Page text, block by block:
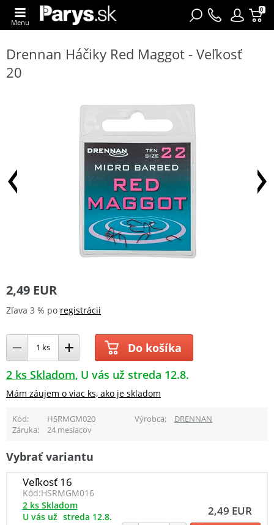
0
Menu
Drennan Háčiky Red Maggot - Veľkosť
20
2,49 EUR
Zľava 3 % po registrácii
Do košíka
2 ks Skladom U vás už streda 12.8.
Mám záujem o viac ks, ako je skladom
Kód HSRMGM020 Výrobca
DRENNAN
Záruka
24 mesiacov
Vybrať variantu
Veľkosť 16
Kód:HSRMGM016
2,49 EUR
2 ks Skladom
U vás už streda 12.8.